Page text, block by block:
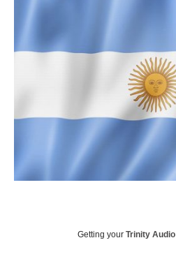
Getting your Trinity Audio